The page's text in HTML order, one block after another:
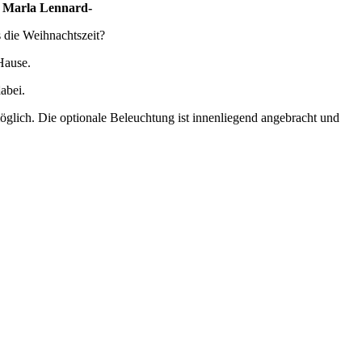
Marla Lennard-
Weihnachtszeit?
Die optionale Beleuchtung ist innenliegend angebracht und